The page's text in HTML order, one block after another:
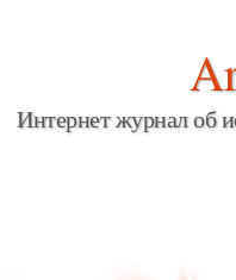
Интернет журнал об